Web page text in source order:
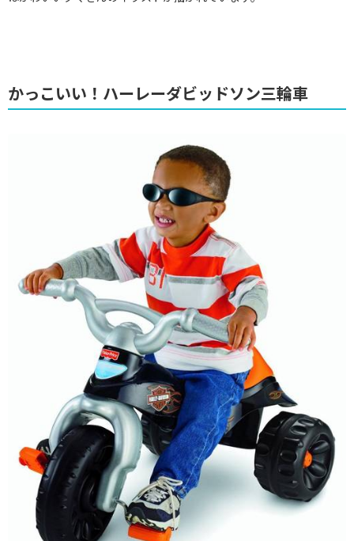
かっこいい！ハーレーダビッドソン三輪車